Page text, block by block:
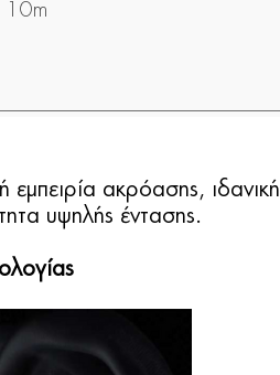
10m
ακρόασης, ιδανική
υψηλής έντασης.